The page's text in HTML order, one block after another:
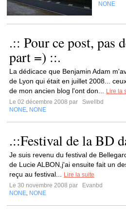
NONE
.:: Pour ce post, pas
part =) ::.
La dédicace que Benjamin Adam
de Lyon qui était en juillet 2008...
de mon ancien blog l'ont don...
Lire la
Le 02 décembre 2008 par
Swellbd
NONE NONE
.::Festival de la BD
Je suis revenu du festival de
de Lucie ALBON,j'ai ensuite fait un
reçu au festival...
Lire la suite
Le 30 novembre 2008 par
Evanbd
NONE NONE